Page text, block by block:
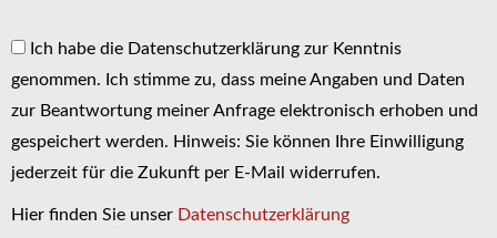
Ich habe die Datenschutzerklärung zur Kenntnis
genommen. Ich stimme zu, dass meine Angaben und Daten
zur Beantwortung meiner Anfrage elektronisch erhoben und
gespeichert werden. Hinweis: Sie können Ihre Einwilligung
jederzeit für die Zukunft per E-Mail widerrufen.
Hier finden Sie unser Datenschutzerklärung